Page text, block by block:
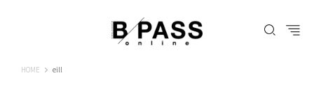
HOME B-PASS ONLINE
eill